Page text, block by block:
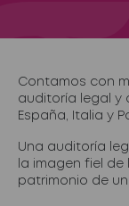
Contamos con
auditoría legal y
España, Italia y
Una auditoría
la imagen fiel
patrimonio de